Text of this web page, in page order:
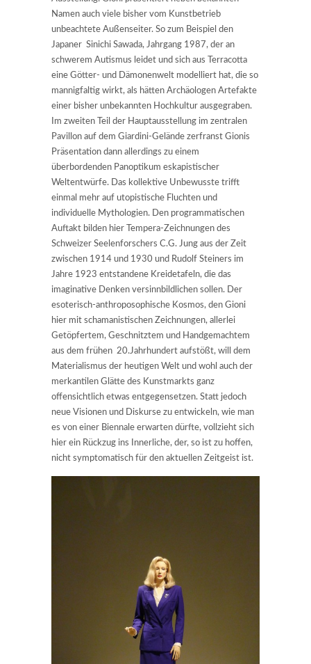
Namen auch viele bisher vom Kunstbetrieb
unbeachtete Außenseiter. So zum Beispiel den
Japaner Sinichi Sawada, Jahrgang 1987, der an
schwerem Autismus leidet und sich aus Terracotta
eine Götter- und Dämonenwelt modelliert hat, die so
mannigfaltig wirkt, als hätten Archäologen Artefakte
einer bisher unbekannten Hochkultur ausgegraben.
Im zweiten Teil der Hauptausstellung im zentralen
Pavillon auf dem Giardini-Gelände zerfranst Gionis
Präsentation dann allerdings zu einem
überbordenden Panoptikum eskapistischer
Weltentwürfe. Das kollektive Unbewusste trifft
einmal mehr auf utopistische Fluchten und
individuelle Mythologien. Den programmatischen
Auftakt bilden hier Tempera-Zeichnungen des
Schweizer Seelenforschers C.G. Jung aus der Zeit
zwischen 1914 und 1930 und Rudolf Steiners im
Jahre 1923 entstandene Kreidetafeln, die das
imaginative Denken versinnbildlichen sollen. Der
esoterisch-anthroposophische Kosmos, den Gioni
hier mit schamanistischen Zeichnungen, allerlei
Getöpfertem, Geschnitztem und Handgemachtem
aus dem frühen 20.Jahrhundert aufstößt, will dem
Materialismus der heutigen Welt und wohl auch der
merkantilen Glätte des Kunstmarkts ganz
offensichtlich etwas entgegensetzen. Statt jedoch
neue Visionen und Diskurse zu entwickeln, wie man
es von einer Biennale erwarten dürfte, vollzieht sich
hier ein Rückzug ins Innerliche, der, so ist zu hoffen,
nicht symptomatisch für den aktuellen Zeitgeist ist.